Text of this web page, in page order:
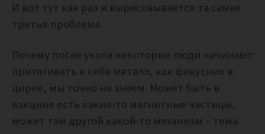
И вот тут как раз и вырисовывается та самая
третья проблема.
Почему после укола некоторые люди начинают
притягивать к себе металл, как фокусник в
цирке, мы точно не знаем. Может быть в
вакцине есть какие-то магнитные частицы,
может там другой какой-то механизм – тема